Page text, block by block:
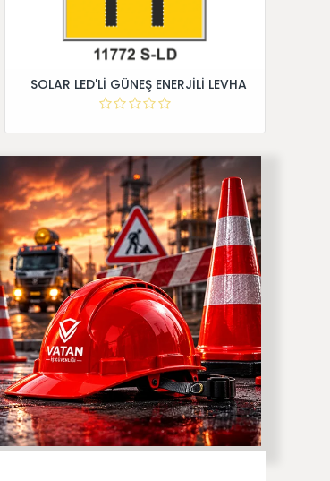
SOLAR LED'Lİ GÜNEŞ ENERJİLİ LEVHA